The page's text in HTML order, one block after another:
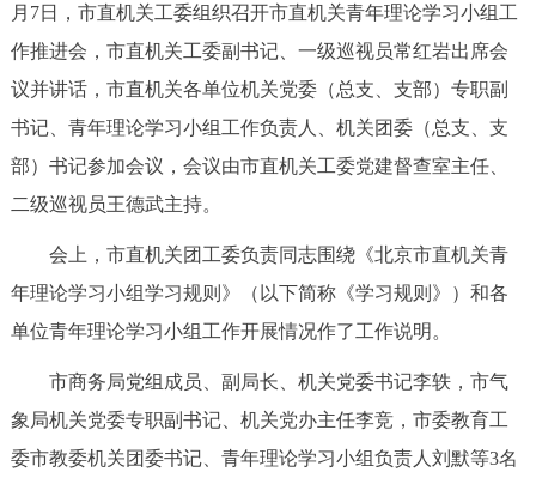
决策公开 专题公开
个人服务 法人服务 部门服务
便民服务 利企服务 投资项目
政民互动
12345网上接诉即办 我要建议
月7日，市直机关工委组织召开市直机关青年理论学习小组工
作推进会，市直机关工委副书记、一级巡视员常红岩出席会
议并讲话，市直机关各单位机关党委（总支、支部）专职副
书记、青年理论学习小组工作负责人、机关团委（总支、支
部）书记参加会议，会议由市直机关工委党建督查室主任、
二级巡视员王德武主持。
会上，市直机关团工委负责同志围绕《北京市直机关青
年理论学习小组学习规则》（以下简称《学习规则》）和各
单位青年理论学习小组工作开展情况作了工作说明。
市商务局党组成员、副局长、机关党委书记李轶，市气
象局机关党委专职副书记、机关党办主任李竞，市委教育工
委市教委机关团委书记、青年理论学习小组负责人刘默等3名